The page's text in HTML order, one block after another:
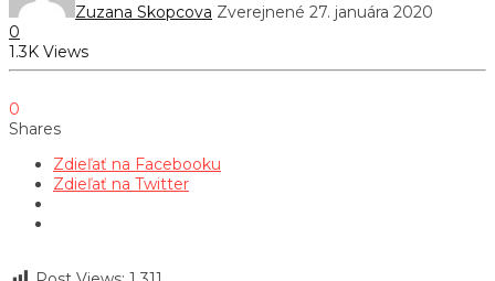
Zuzana Skopcova Zverejnené 27. januára 2020
0
1.3K Views
0
Shares
Zdieľať na Facebooku
Zdieľať na Twitter